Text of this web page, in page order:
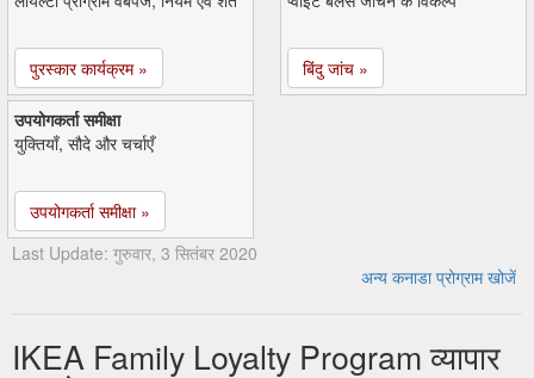
पुरस्कार कार्यक्रम » बिंदु जांच »
उपयोगकर्ता समीक्षा
युक्तियाँ, सौदे और चर्चाएँ
उपयोगकर्ता समीक्षा »
Last Update: गुरुवार, 3 सितंबर 2020
अन्य कनाडा प्रोग्राम खोजें
IKEA Family Loyalty Program व्यापार